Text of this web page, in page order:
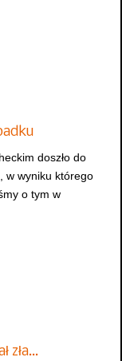
doszło do
w wyniku którego
o tym w
zła…